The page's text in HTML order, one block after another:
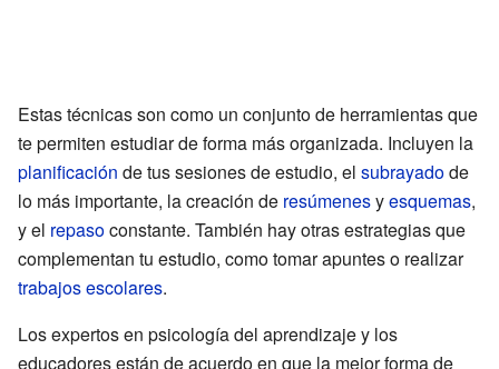
Estas técnicas son como un conjunto de herramientas que
te permiten estudiar de forma más organizada. Incluyen la
planificación de tus sesiones de estudio, el subrayadode
lo más importante, la creación de resúmenesyesquemas,
y el repasoconstante. También hay otras estrategias que
complementan tu estudio, como tomar apuntes o realizar
trabajos escolares.
Los expertos en psicología del aprendizaje y los
educadores están de acuerdo en que la mejor forma de